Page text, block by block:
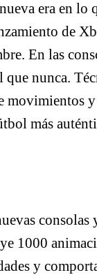
era en lo
de
En las
que nunca.
movimientos
más
1000
y